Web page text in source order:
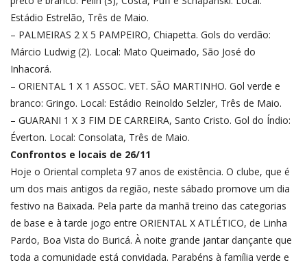
Estádio Estrelão, Três de Maio.
– PALMEIRAS 2 X 5 PAMPEIRO, Chiapetta. Gols do verdão:
Márcio Ludwig (2). Local: Mato Queimado, São José do
Inhacorá.
– ORIENTAL 1 X 1 ASSOC. VET. SÃO MARTINHO. Gol verde e
branco: Gringo. Local: Estádio Reinoldo Selzler, Três de Maio.
– GUARANI 1 X 3 FIM DE CARREIRA, Santo Cristo. Gol do Índio:
Éverton. Local: Consolata, Três de Maio.
Confrontos e locais de 26/11
Hoje o Oriental completa 97 anos de existência. O clube, que é
um dos mais antigos da região, neste sábado promove um dia
festivo na Baixada. Pela parte da manhã treino das categorias
de base e à tarde jogo entre ORIENTAL X ATLÉTICO, de Linha
Pardo, Boa Vista do Buricá. À noite grande jantar dançante que
toda a comunidade está convidada. Parabéns à família verde e